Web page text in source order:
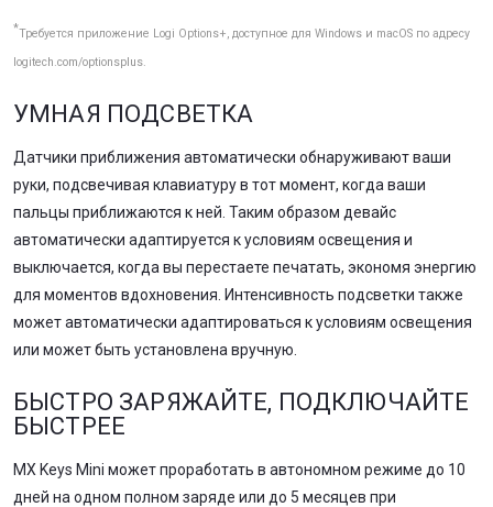
*Требуется приложение Logi Options+, доступное для Windows и macOS по адресу
logitech.com/optionsplus.
УМНАЯ ПОДСВЕТКА
Датчики приближения автоматически обнаруживают ваши
руки, подсвечивая клавиатуру в тот момент, когда ваши
пальцы приближаются к ней. Таким образом девайс
автоматически адаптируется к условиям освещения и
выключается, когда вы перестаете печатать, экономя энергию
для моментов вдохновения. Интенсивность подсветки также
может автоматически адаптироваться к условиям освещения
или может быть установлена вручную.
БЫСТРО ЗАРЯЖАЙТЕ, ПОДКЛЮЧАЙТЕ
БЫСТРЕЕ
MX Keys Mini может проработать в автономном режиме до 10
дней на одном полном заряде или до 5 месяцев при